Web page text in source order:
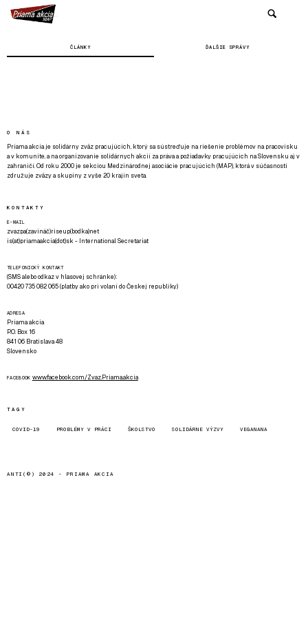
ČLÁNKY ĎALŠIE SPRÁVY
O NÁS
Priama akcia je solidárny zväz pracujúcich, ktorý sa sústreďuje na riešenie problémov na pracovisku
a v komunite, a na organizovanie solidárnych akcií za práva a požiadavky pracujúcich na Slovensku aj v
zahraničí. Od roku 2000 je sekciou Medzinárodnej asociácie pracujúcich (MAP), ktorá v súčasnosti
združuje zväzy a skupiny z vyše 20 krajín sveta.
KONTAKTY
E-MAIL
zvazpa(zavináč)riseup(bodka)net
is(at)priamaakcia(dot)sk - International Secretariat
TELEFONICKÝ KONTAKT
(SMS alebo odkaz v hlasovej schránke):
00420 735 082 065 (platby ako pri volaní do Českej republiky)
ADRESA
Priama akcia
P.O. Box 16
841 06 Bratislava 48
Slovensko
FACEBOOK www.facebook.com/Zvaz.Priama.akcia
TAGY
COVID-19 PROBLÉMY V PRÁCI ŠKOLSTVO SOLIDÁRNE VÝZVY VEGANANA
ANTI(©) 2024 - PRIAMA AKCIA